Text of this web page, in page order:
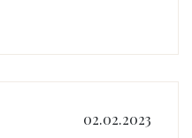
02.02.2023